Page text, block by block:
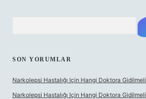
SON YORUMLAR
Narkolepsi Hastalığı Için Hangi Doktora Gidilmeli
Narkolepsi Hastalığı Için Hangi Doktora Gidilmeli